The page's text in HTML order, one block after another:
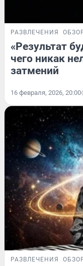
РАЗВЛЕЧЕНИЯ
«Результат
чего никак
затмений
16 февраля, 2026, 20:00
РАЗВЛЕЧЕНИЯ